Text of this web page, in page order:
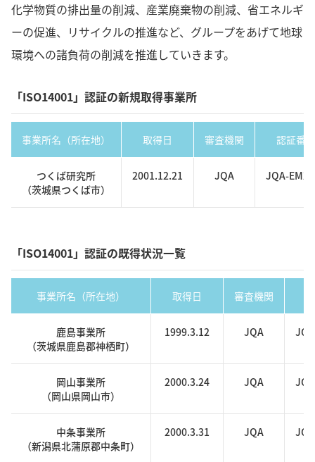
化学物質の排出量の削減、産業廃棄物の削減、省エネルギ
ーの促進、リサイクルの推進など、グループをあげて地球
環境への諸負荷の削減を推進していきます。
「ISO14001」認証の新規取得事業所
事業所名（所在地） 取得日 審査機関 認証番号
つくば研究所
（茨城県つくば市）
2001.12.21 JQA JQA-
「ISO14001」認証の既得状況一覧
事業所名（所在地） 取得日 審査機関
鹿島事業所
（茨城県鹿島郡神栖町）
1999.3.12 JQA
岡山事業所
（岡山県岡山市）
2000.3.24 JQA
中条事業所
（新潟県北蒲原郡中条町）
2000.3.31 JQA